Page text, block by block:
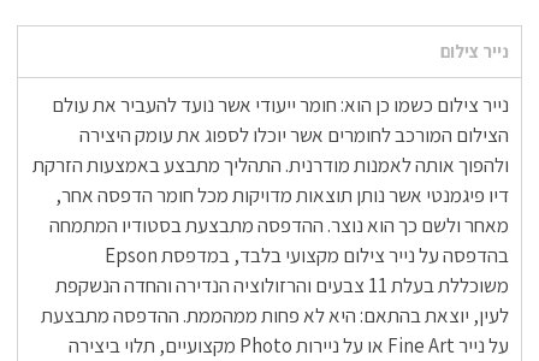
נייר צילום
נייר צילום כשמו כן הוא: חומר ייעודי אשר נועד להעביר את עולם
הצילום המורכב לחומרים אשר יוכלו לספוג את עומק היצירה
ולהפוך אותה לאמנות מודרנית. התהליך מתבצע באמצעות הזרקת
דיו פיגמנטי אשר נותן תוצאות מדויקות מכל חומר הדפסה אחר,
מאחר ולשם כך הוא נוצר. ההדפסה מתבצעת בסטודיו המתמחה
בהדפסה על נייר צילום מקצועי בלבד, במדפסת Epson
משוכללת בעלת 11 צבעים והרזולוציה הנדירה והחדה הנשקפת
לעין, יוצאת בהתאם: היא לא פחות ממהממת. ההדפסה מתבצעת
על נייר Fine Art או על ניירות Photo מקצועיים, תלוי ביצירה